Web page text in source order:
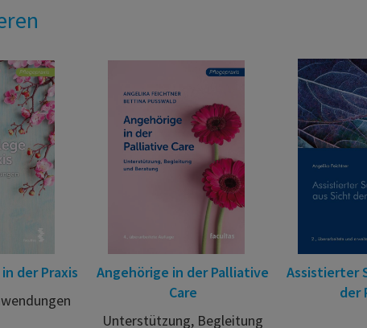
der Praxis
Angehörige in der Palliative
Care
Unterstützung, Begleitung
Assistierter
der